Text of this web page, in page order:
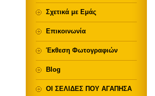
Σχετικά με Eμάς
Επικοινωνία
Έκθεση Φωτογραφιών
Blog
ΟΙ ΣΕΛΙΔΕΣ ΠΟΥ ΑΓΑΠΗΣΑ